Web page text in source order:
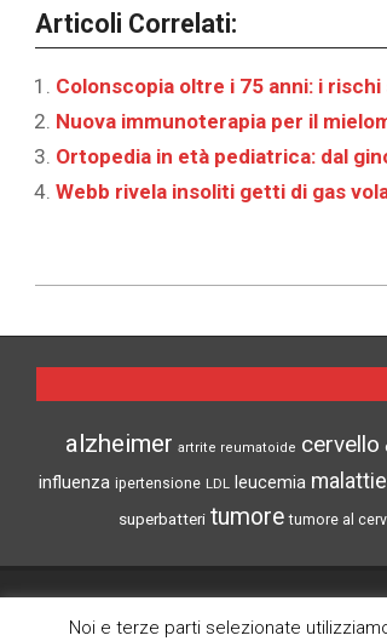
Articoli Correlati:
Colonscopia oltre i 75 anni: i
Nuova immunoterapia per il
Ortopedia in età pediatrica: dal
Webb rivela insoliti getti di gas
alzheimer artrite reumatoide cervello
influenza ipertensione LDL leucemia
superbatteri tumore tumore al
CRONACHE DI SCIENZA
Noi e terze parti selezionate